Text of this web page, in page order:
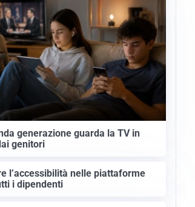
generazione guarda la TV in
genitori
l’accessibilità nelle piattaforme
i dipendenti